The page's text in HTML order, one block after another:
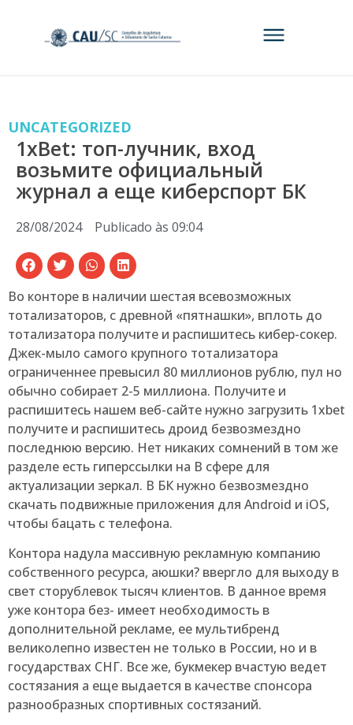
UNCATEGORIZED
1xBet: топ-лучник, вход
возьмите официальный
журнал а еще киберспорт БК
28/08/2024 Publicado às 09:04
Во конторе в наличии шестая всевозможных
тотализаторов, с древной «пятнашки», вплоть до
тотализатора получите и распишитесь кибер-сокер.
Джек-мыло самого крупного тотализатора
ограниченнее превысил 80 миллионов рублю, пул но
обычно собирает 2-5 миллиона. Получите и
распишитесь нашем веб-сайте нужно загрузить 1xbet
получите и распишитесь дроид безвозмездно
последнюю версию. Нет никаких сомнений в том же
разделе есть гиперссылки на В сфере для
актуализации зеркал. В БК нужно безвозмездно
скачать подвижные приложения для Android и iOS,
чтобы бацать с телефона.
Контора надула массивную рекламную компанию
собственного ресурса, аюшки? ввергло для выходу в
свет сторублевок тысяч клиентов. В данное время
уже контора без- имеет необходимость в
дополнительной рекламе, ее мультибренд
великолепно известен не только в России, но и в
государствах СНГ. Все же, букмекер вчастую ведет
состязания а еще выдается в качестве спонсора
разнообразных спортивных состязаний.